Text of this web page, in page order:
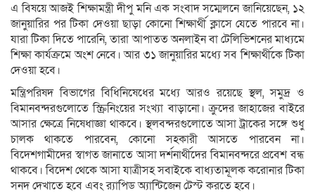
এ বিষয়ে আজই শিক্ষামন্ত্রী দীপু মনি এক সংবাদ সম্মেলনে জানিয়েছেন, ১২
জানুয়ারির পর টিকা দেওয়া ছাড়া কোনো শিক্ষার্থী ক্লাসে যেতে পারবে না।
যারা টিকা দিতে পারেনি, তারা আপাতত অনলাইন বা টেলিভিশনের মাধ্যমে
শিক্ষা কার্যক্রমে অংশ নেবে। আর ৩১ জানুয়ারির মধ্যে সব শিক্ষার্থীকে টিকা
দেওয়া হবে।
মন্ত্রিপরিষদ বিভাগের বিধিনিষেধের মধ্যে আরও রয়েছে স্থল, সমুদ্র ও
বিমানবন্দরগুলোতে স্ক্রিনিংয়ের সংখ্যা বাড়ানো। ক্রুদের জাহাজের বাইরে
আসার ক্ষেত্রে নিষেধাজ্ঞা থাকবে। স্থলবন্দরগুলোতে আসা ট্রাকের সঙ্গে শুধু
চালক থাকতে পারবেন, কোনো সহকারী আসতে পারবেন না।
বিদেশগামীদের স্বাগত জানাতে আসা দর্শনার্থীদের বিমানবন্দরে প্রবেশ বন্ধ
থাকবে। বিদেশ থেকে আসা যাত্রীসহ সবাইকে বাধ্যতামূলক করোনার টিকা
সনদ দেখাতে হবে এবং র‍্যাপিড অ্যান্টিজেন টেস্ট করতে হবে।